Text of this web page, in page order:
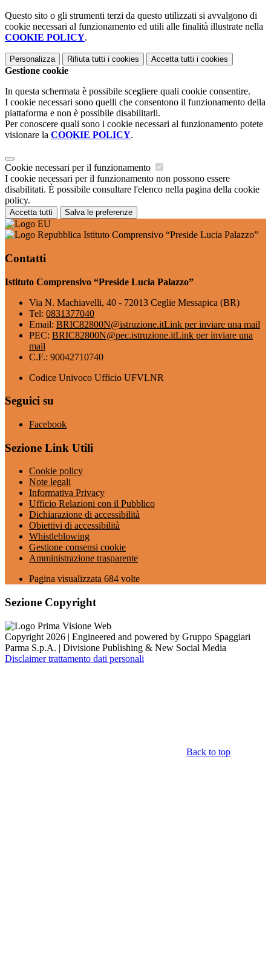
Questo sito o gli strumenti terzi da questo utilizzati si avvalgono di
cookie necessari al funzionamento ed utili alle finalità illustrate nella
COOKIE POLICY.
Personalizza Rifiuta tutti i cookies Accetta tutti i cookies
Gestione cookie
In questa schermata è possibile scegliere quali cookie consentire.
I cookie necessari sono quelli che consentono il funzionamento della
piattaforma e non è possibile disabilitarli.
Per conoscere quali sono i cookie necessari al funzionamento potete
visionare la COOKIE POLICY.
Cookie necessari per il funzionamento
I cookie necessari per il funzionamento non possono essere
disabilitati. È possibile consultare l'elenco nella pagina della cookie
policy.
Accetta tutti Salva le preferenze
Istituto Comprensivo “Preside Lucia Palazzo”
Contatti
Istituto Comprensivo “Preside Lucia Palazzo”
Via N. Machiavelli, 40 - 72013 Ceglie Messapica (BR)
Tel: 0831377040
Email: BRIC82800N@istruzione.itLink per inviare una mail
PEC: BRIC82800N@pec.istruzione.itLink per inviare una
mail
C.F.: 90042710740
Codice Univoco Ufficio UFVLNR
Seguici su
Facebook
Sezione Link Utili
Cookie policy
Note legali
Informativa Privacy
Ufficio Relazioni con il Pubblico
Dichiarazione di accessibilità
Obiettivi di accessibilità
Whistleblowing
Gestione consensi cookie
Amministrazione trasparente
Pagina visualizzata 684 volte
Sezione Copyright
Copyright 2026 | Engineered and powered by Gruppo Spaggiari
Parma S.p.A. | Divisione Publishing & New Social Media
Disclaimer trattamento dati personali
Back to top